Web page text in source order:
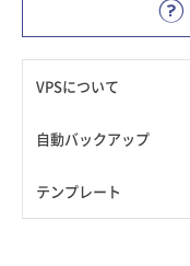
VPSについて
自動バックアップ
テンプレート